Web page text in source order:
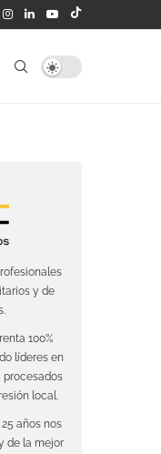
y de
100%
líderes en
procesados
local.
años nos
de la mejor